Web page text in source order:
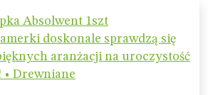
Absolwent 1szt
doskonale sprawdzą się
aranżacji na uroczystość
• Drewniane